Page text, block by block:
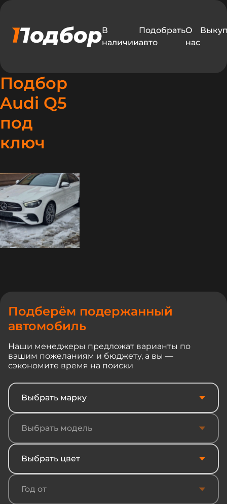
В
наличии
Подобрать
авто
О
нас
Подбор
Audi Q5
под
ключ
Подберём подержанный
автомобиль
Наши менеджеры предложат варианты по
вашим пожеланиям и бюджету, а вы —
сэкономите время на поиски
Выбрать марку
Выбрать модель
Выбрать цвет
Год от